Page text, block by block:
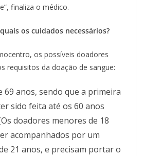
finaliza o médico.
os cuidados necessários?
os possíveis doadores
requisitos da doação de sangue:
69 anos, sendo que a primeira
sido feita até os 60 anos
doadores menores de 18
acompanhados por um
21 anos, e precisam portar o